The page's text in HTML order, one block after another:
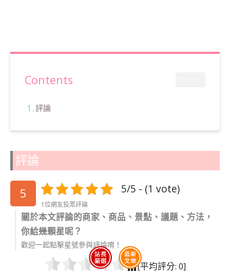
Contents
評論
評論
5 5/5 - (1 vote)
1位網友投票評論
關於本文評論的商家、商品、景點、議題、方法，
你給幾顆星呢？
歡迎一起點擊星號參與評論唷！
[平均評分: 0]